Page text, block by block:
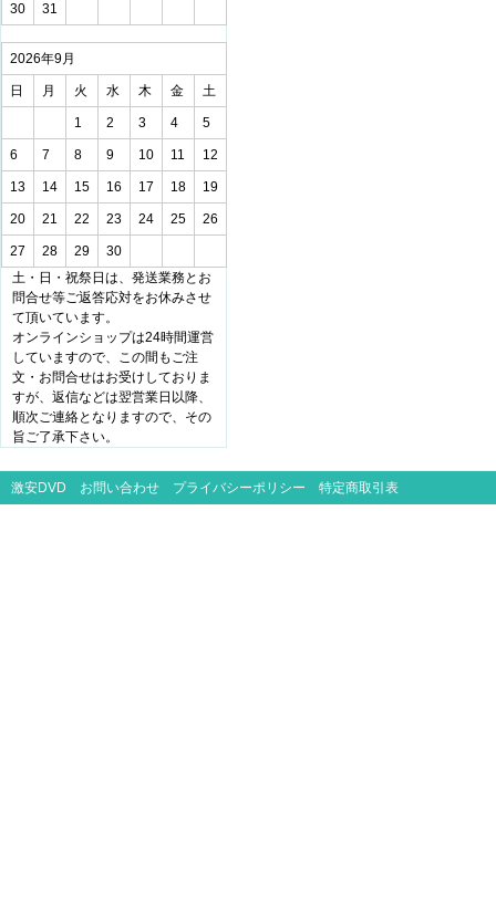
30 31
2026年9月
日 月 火 水 木 金 土
1 2 3 4 5
6 7 8 9 10 11 12
13 14 15 16 17 18 19
20 21 22 23 24 25 26
27 28 29
30
土・日・祝祭日は、発送業務とお
問合せ等ご返答応対をお休みさせ
て頂いています。
オンラインショップは24時間運営
していますので、この間もご注
文・お問合せはお受けしておりま
すが、返信などは翌営業日以降、
順次ご連絡となりますので、その
旨ご了承下さい。
激安DVD お問い合わせ プライバシーポリシー 特定商取引表